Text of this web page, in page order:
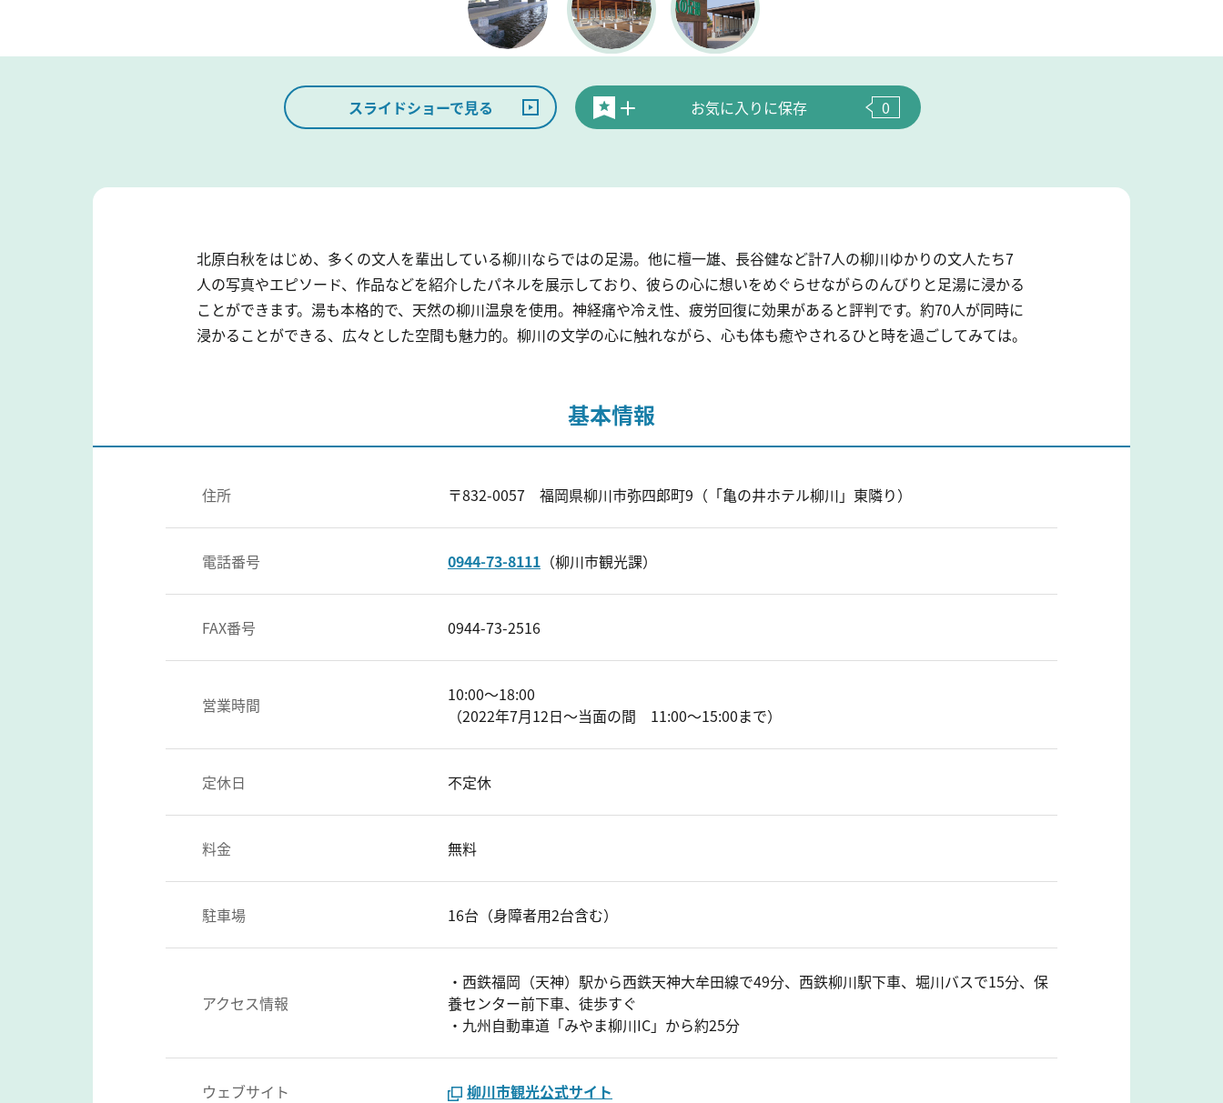
スライドショーで見る お気に入りに保存 0
北原白秋をはじめ、多くの文人を輩出している柳川ならではの足湯。他に檀一雄、長谷健など計7人の柳川ゆかりの文人たち7
人の写真やエピソード、作品などを紹介したパネルを展示しており、彼らの心に想いをめぐらせながらのんびりと足湯に浸かる
ことができます。湯も本格的で、天然の柳川温泉を使用。神経痛や冷え性、疲労回復に効果があると評判です。約70人が同時に
浸かることができる、広々とした空間も魅力的。柳川の文学の心に触れながら、心も体も癒やされるひと時を過ごしてみては。
基本情報
住所 〒832-0057 福岡県柳川市弥四郎町9（「亀の井ホテル柳川」東隣り）
電話番号 0944-73-8111 （柳川市観光課）
FAX番号 0944-73-2516
営業時間
10:00～18:00
（2022年7月12日～当面の間 11:00～15:00まで）
定休日 不定休
料金 無料
駐車場 16台（身障者用2台含む）
アクセス情報
・西鉄福岡（天神）駅から西鉄天神大牟田線で49分、西鉄柳川駅下車、堀川バスで15分、保
養センター前下車、徒歩すぐ
・九州自動車道「みやま柳川IC」から約25分
ウェブサイト 柳川市観光公式サイト